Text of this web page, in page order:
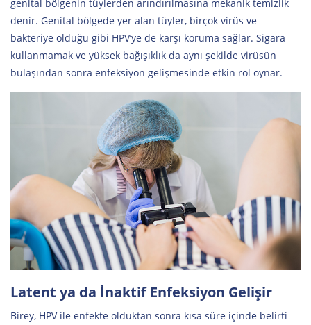
genital bölgenin tüylerden arındırılmasına mekanik temizlik
denir. Genital bölgede yer alan tüyler, birçok virüs ve
bakteriye olduğu gibi HPV’ye de karşı koruma sağlar. Sigara
kullanmamak ve yüksek bağışıklık da aynı şekilde virüsün
bulaşından sonra enfeksiyon gelişmesinde etkin rol oynar.
Latent ya da İnaktif Enfeksiyon Gelişir
Birey, HPV ile enfekte olduktan sonra kısa süre içinde belirti